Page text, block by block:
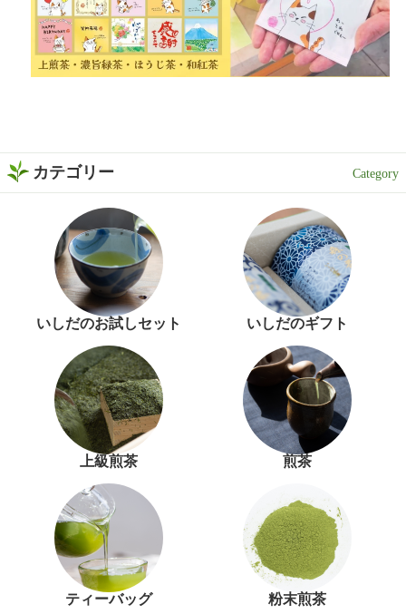
カテゴリー
いしだのお試しセット いしだのギフト
上級煎茶 煎茶
ティーバッグ 粉末煎茶